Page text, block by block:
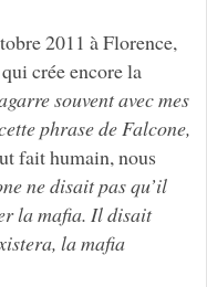
2011 à Florence,
crée encore la
souvent avec mes
phrase de Falcone,
fait humain, nous
ne disait pas qu’il
la mafia. Il disait
la mafia